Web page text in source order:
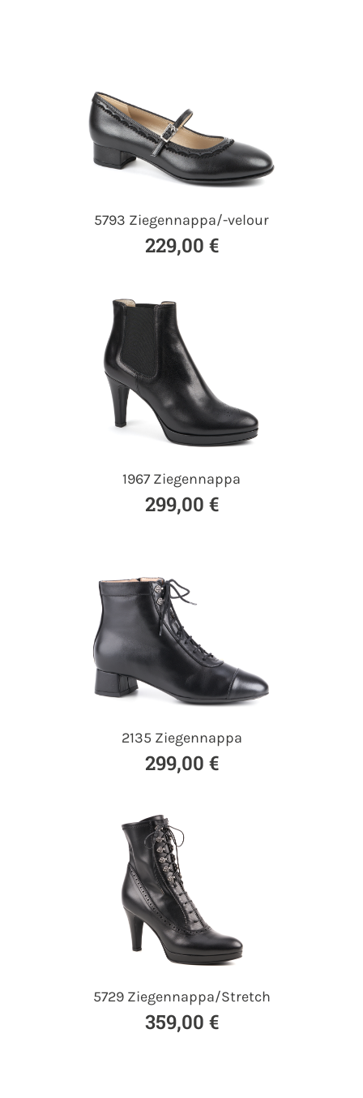
5793 Ziegennappa/-velour
229,00 €
1967 Ziegennappa
299,00 €
2135 Ziegennappa
299,00 €
5729 Ziegennappa/Stretch
359,00 €